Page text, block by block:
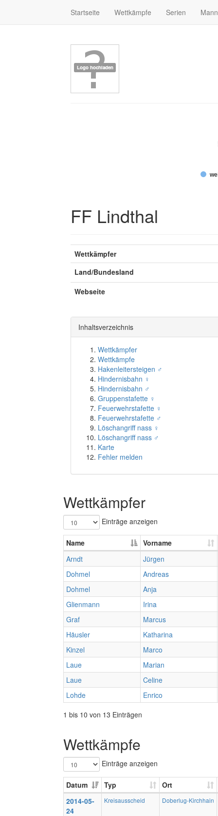
Startseite Wettkämpfe Serien
FF Lindthal
Wettkämpfer
Land/Bundesland
Webseite
Inhaltsverzeichnis
Wettkämpfer
Wettkämpfe
Hakenleitersteigen ♂
Hindernisbahn ♀
Hindernisbahn ♂
Gruppenstafette ♀
Feuerwehrstafette ♀
Feuerwehrstafette ♂
Löschangriff nass ♀
Löschangriff nass ♂
Karte
Fehler melden
Wettkämpfer
Einträge anzeigen
Name
Vorname
Arndt
Jürgen
Dohmel
Andreas
Dohmel
Anja
Glienmann
Irina
Graf
Marcus
Häusler
Katharina
Kinzel
Marco
Laue
Marian
Laue
Celine
Lohde
Enrico
1 bis 10 von 13 Einträgen
Wettkämpfe
Einträge anzeigen
Datum Typ
Ort
2014-05-
24
Kreisausscheid Doberlug-Kirchhain